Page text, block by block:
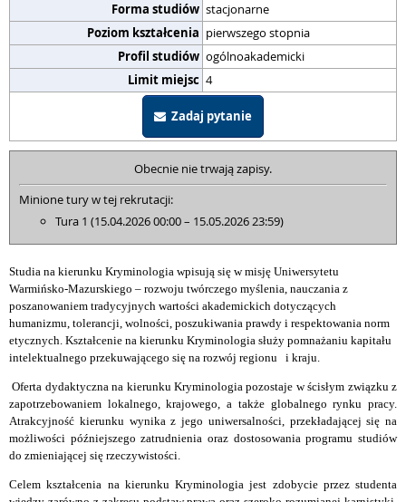
Forma studiów stacjonarne
Poziom kształcenia pierwszego stopnia
Profil studiów ogólnoakademicki
Limit miejsc 4
Zadaj pytanie
Obecnie nie trwają zapisy.
Minione tury w tej rekrutacji:
Tura 1 (15.04.2026 00:00 – 15.05.2026 23:59)
Studia na kierunku Kryminologia wpisują się w misję Uniwersytetu
Warmińsko-Mazurskiego – rozwoju twórczego myślenia, nauczania z
poszanowaniem tradycyjnych wartości akademickich dotyczących
humanizmu, tolerancji, wolności, poszukiwania prawdy i respektowania norm
etycznych. Kształcenie na kierunku Kryminologia służy pomnażaniu kapitału
intelektualnego przekuwającego się na rozwój regionu i kraju.
Oferta dydaktyczna na kierunku Kryminologia pozostaje w ścisłym związku z
zapotrzebowaniem lokalnego, krajowego, a także globalnego rynku pracy.
Atrakcyjność kierunku wynika z jego uniwersalności, przekładającej się na
możliwości późniejszego zatrudnienia oraz dostosowania programu studiów
do zmieniającej się rzeczywistości.
Celem kształcenia na kierunku Kryminologia jest zdobycie przez studenta